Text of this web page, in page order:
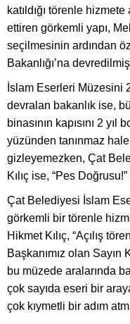
katıldığı törenle
ettiren görkemli yapı,
seçilmesinin ardından
Bakanlığı’na
İslam Eserleri Müzesini
devralan bakanlık ise,
binasının kapısını 2 yıl
yüzünden tanınmaz hale
gizleyemezken, Çat
Kılıç ise, “Pes
Çat Belediyesi İslam
görkemli bir törenle
Hikmet Kılıç, “Açılış
Başkanımız olan Sayın
bu müzede aralarında
çok sayıda eseri bir
çok kıymetli bir adım